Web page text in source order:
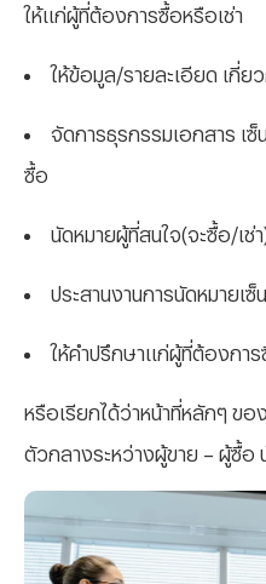
ให้แก่ผู้ที่ต้องการซื้อหรือเช่า
ให้ข้อมูล/รายละเอียด เกี่ย
จัดการธุรกรรมเอกสาร เ
ซื้อ
นัดหมายผู้ที่สนใจ(จะซื้อ/เช่
ประสานงานการนัดหมายเ
ให้คำปรึกษาแก่ผู้ที่ต้องการ
หรือเรียกได้ว่าหน้าที่หลักๆ ขอ
ตัวกลางระหว่างผู้ขาย – ผู้ซื้อ